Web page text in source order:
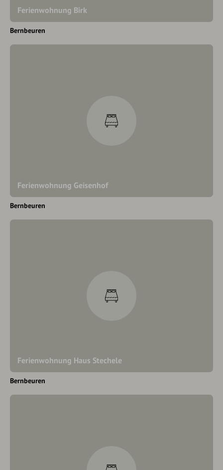
Ferienwohnung Birk
Bernbeuren
Ferienwohnung Geisenhof
Bernbeuren
Ferienwohnung Haus Stechele
Bernbeuren